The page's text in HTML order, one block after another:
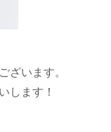
ざいます。
します！